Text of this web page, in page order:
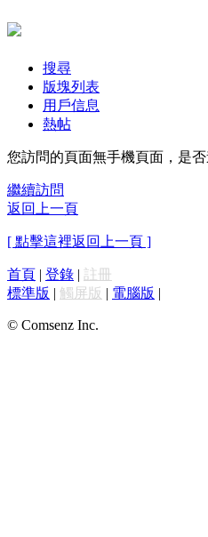
搜尋
版塊列表
用戶信息
熱帖
您訪問的頁面無手機頁面，是
繼續訪問
返回上一頁
[ 點擊這裡返回上一頁 ]
首頁 | 登錄 | 註冊
標準版 | 觸屏版 | 電腦版 |
© Comsenz Inc.